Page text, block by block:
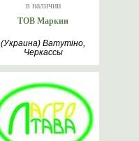
в наличии
ТОВ Маркин
(Украина) Ватутіно,
Черкассы